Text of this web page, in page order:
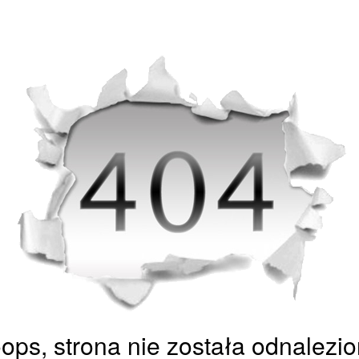
strona nie została